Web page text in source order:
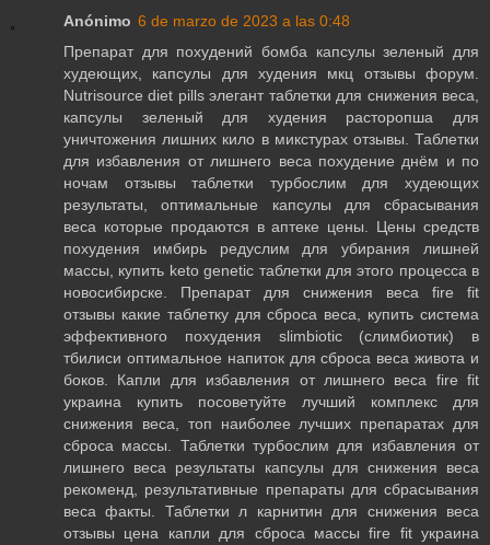
Anónimo 6 de marzo de 2023 a las 0:48
Препарат для похудений бомба капсулы зеленый для
худеющих, капсулы для худения мкц отзывы форум.
Nutrisource diet pills элегант таблетки для снижения веса,
капсулы зеленый для худения расторопша для
уничтожения лишних кило в микстурах отзывы. Таблетки
для избавления от лишнего веса похудение днём и по
ночам отзывы таблетки турбослим для худеющих
результаты, оптимальные капсулы для сбрасывания
веса которые продаются в аптеке цены. Цены средств
похудения имбирь редуслим для убирания лишней
массы, купить keto genetic таблетки для этого процесса в
новосибирске. Препарат для снижения веса fire fit
отзывы какие таблетку для сброса веса, купить система
эффективного похудения slimbiotic (слимбиотик) в
тбилиси оптимальное напиток для сброса веса живота и
боков. Капли для избавления от лишнего веса fire fit
украина купить посоветуйте лучший комплекс для
снижения веса, топ наиболее лучших препаратах для
сброса массы. Таблетки турбослим для избавления от
лишнего веса результаты капсулы для снижения веса
рекоменд, результативные препараты для сбрасывания
веса факты. Таблетки л карнитин для снижения веса
отзывы цена капли для сброса массы fire fit украина